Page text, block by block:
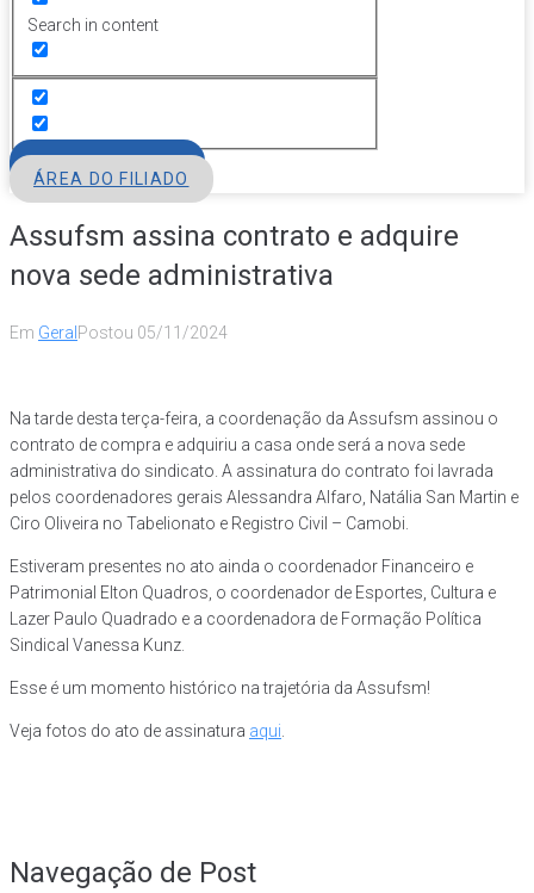
Search in content
ÁREA DO FILIADO
Assufsm assina contrato e adquire
nova sede administrativa
Em Geral Postou 05/11/2024
Na tarde desta terça-feira, a coordenação da Assufsm assinou o
contrato de compra e adquiriu a casa onde será a nova sede
administrativa do sindicato. A assinatura do contrato foi lavrada
pelos coordenadores gerais Alessandra Alfaro, Natália San Martin e
Ciro Oliveira no Tabelionato e Registro Civil – Camobi.
Estiveram presentes no ato ainda o coordenador Financeiro e
Patrimonial Elton Quadros, o coordenador de Esportes, Cultura e
Lazer Paulo Quadrado e a coordenadora de Formação Política
Sindical Vanessa Kunz.
Esse é um momento histórico na trajetória da Assufsm!
Veja fotos do ato de assinatura aqui.
Navegação de Post